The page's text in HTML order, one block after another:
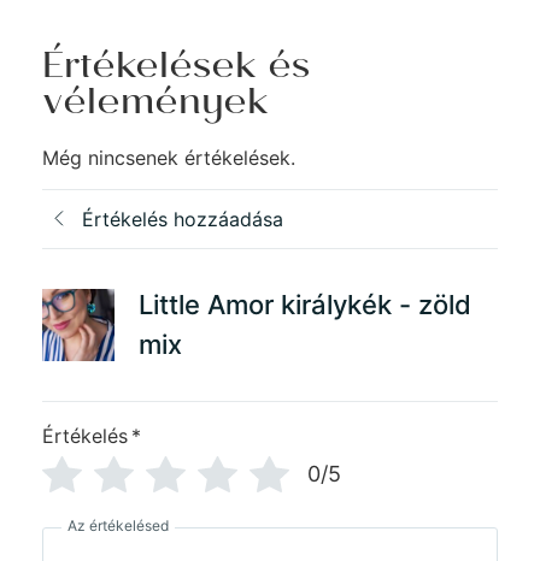
Értékelések és
vélemények
Még nincsenek értékelések.
Értékelés hozzáadása
Little Amor királykék - zöld
mix
Értékelés *
0/5
Az értékelésed